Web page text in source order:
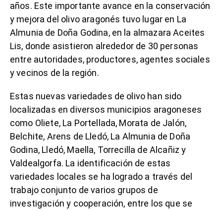
años. Este importante avance en la conservación
y mejora del olivo aragonés tuvo lugar en La
Almunia de Doña Godina, en la almazara Aceites
Lis, donde asistieron alrededor de 30 personas
entre autoridades, productores, agentes sociales
y vecinos de la región.
Estas nuevas variedades de olivo han sido
localizadas en diversos municipios aragoneses
como Oliete, La Portellada, Morata de Jalón,
Belchite, Arens de Lledó, La Almunia de Doña
Godina, Lledó, Maella, Torrecilla de Alcañiz y
Valdealgorfa. La identificación de estas
variedades locales se ha logrado a través del
trabajo conjunto de varios grupos de
investigación y cooperación, entre los que se